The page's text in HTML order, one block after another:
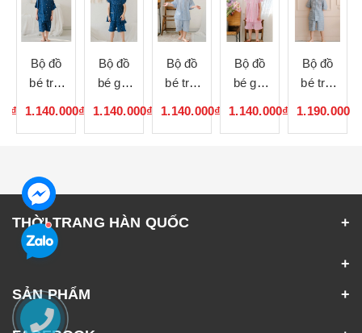
Bộ đồ
bé trai
1.140.000₫
Bộ đồ
bé gái
1.140.000₫
Bộ đồ
bé trai
1.140.000₫
Bộ đồ
bé gái
1.140.000₫
Bộ đồ
bé trai
1.190.000₫
THỜI TRANG HÀN QUỐC
SẢN PHẨM